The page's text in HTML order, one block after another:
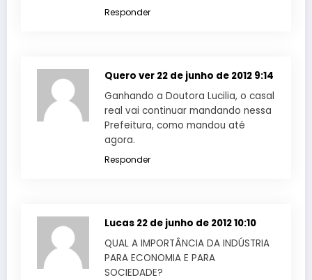
Responder
Quero ver 22 de junho de 2012 9:14
Ganhando a Doutora Lucilia, o casal
real vai continuar mandando nessa
Prefeitura, como mandou até
agora.
Responder
Lucas 22 de junho de 2012 10:10
QUAL A IMPORTÂNCIA DA INDÚSTRIA
PARA ECONOMIA E PARA
SOCIEDADE?